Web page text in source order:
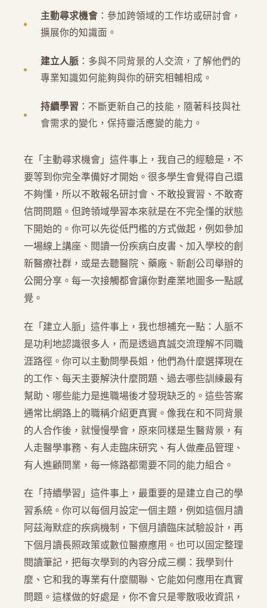
主動尋求機會 ：參加跨領域的工作坊或研討會，
擴展你的知識面。
建立人脈 ：多與不同背景的人交流，了解他們的
專業知識如何能夠與你的研究相輔相成。
持續學習 ：不斷更新自己的技能，隨著科技與社
會需求的變化，保持靈活應變的能力。
在「主動尋求機會」這件事上，我自己的經驗是，不
要等到你完全準備好才開始。很多學生會覺得自己還
不夠懂，所以不敢報名研討會、不敢投實習、不敢寄
信問問題。但跨領域學習本來就是在不完全懂的狀態
下開始的。你可以先從低門檻的方式做起，例如參加
一場線上講座、閱讀一份疾病白皮書、加入學校的創
新醫療社群，或是去聽醫院、藥廠、新創公司舉辦的
公開分享。每一次接觸都會讓你對產業地圖多一點感
覺。
在「建立人脈」這件事上，我也想補充一點：人脈不
是功利地認識很多人，而是透過真誠交流理解不同職
涯路徑。你可以主動問學長姐，他們為什麼選擇現在
的工作、每天主要解決什麼問題、過去哪些訓練最有
幫助、哪些能力是進職場後才發現缺乏的。這些答案
通常比網路上的職稱介紹更真實。像我在和不同背景
的人合作後，就慢慢學會，原來同樣是生醫背景，有
人走醫學事務、有人走臨床研究、有人做產品管理、
有人進顧問業，每一條路都需要不同的能力組合。
在「持續學習」這件事上，最重要的是建立自己的學
習系統。你可以每個月設定一個主題，例如這個月讀
阿茲海默症的疾病機制，下個月讀臨床試驗設計，再
下個月讀長照政策或數位醫療應用。也可以固定整理
閱讀筆記，把每次學到的內容分成三欄：我學到什
麼、它和我的專業有什麼關聯、它能如何應用在真實
問題。這樣做的好處是，你不會只是零散吸收資訊，